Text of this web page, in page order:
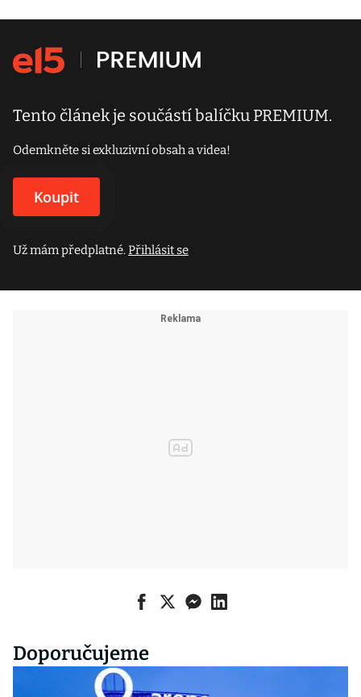
Tento článek je součástí balíčku PREMIUM.
Odemkněte si exkluzivní obsah a videa!
Koupit
Už mám předplatné.Přihlásit se
Doporučujeme